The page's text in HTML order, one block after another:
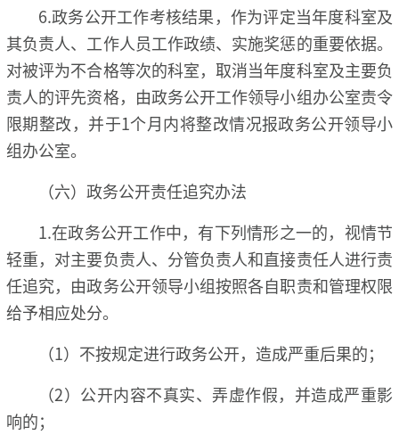
6.政务公开工作考核结果，作为评定当年度科室及
其负责人、工作人员工作政绩、实施奖惩的重要依据。
对被评为不合格等次的科室，取消当年度科室及主要负
责人的评先资格，由政务公开工作领导小组办公室责令
限期整改，并于1个月内将整改情况报政务公开领导小
组办公室。
（六）政务公开责任追究办法
1.在政务公开工作中，有下列情形之一的，视情节
轻重，对主要负责人、分管负责人和直接责任人进行责
任追究，由政务公开领导小组按照各自职责和管理权限
给予相应处分。
（1）不按规定进行政务公开，造成严重后果的；
（2）公开内容不真实、弄虚作假，并造成严重影
响的；